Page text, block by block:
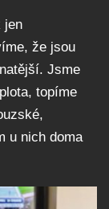
jen
že jsou
Jsme
topíme
u nich doma